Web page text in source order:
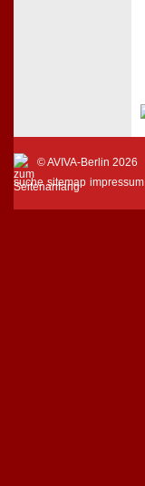
© AVIVA-Berlin 2026
suche sitemap impressum